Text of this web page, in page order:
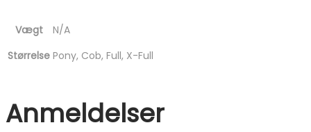
Vægt
N/A
Størrelse Pony, Cob, Full, X-Full
Anmeldelser